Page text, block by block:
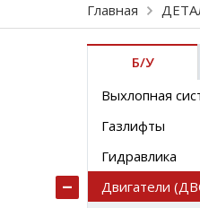
Главная
Б/У
Выхлопная
Газлифты
Гидравлика
Двигатели